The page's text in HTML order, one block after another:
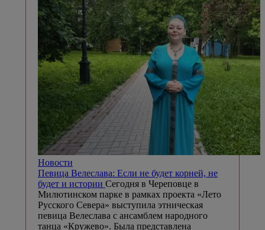
Новости
Певица Велеслава: Если не будет корней, не
будет и истории Сегодня в Череповце в
Милютинском парке в рамках проекта «Лето
Русского Севера» выступила этническая
певица Велеслава с ансамблем народного
танца «Кружево». Была представлена